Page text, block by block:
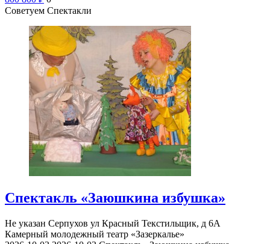
Советуем Спектакли
Спектакль «Заюшкина избушка»
Не указан Серпухов ул Красный Текстильщик, д 6А
Камерный молодежный театр «Зазеркалье»